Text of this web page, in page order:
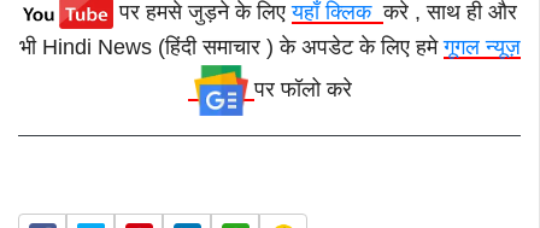
पर हमसे जुड़ने के लिएयहाँ क्लिककरे , साथ ही और
भी Hindi News (हिंदी समाचार ) के अपडेट के लिए हमेगूगल न्यूज़
पर फॉलो करे